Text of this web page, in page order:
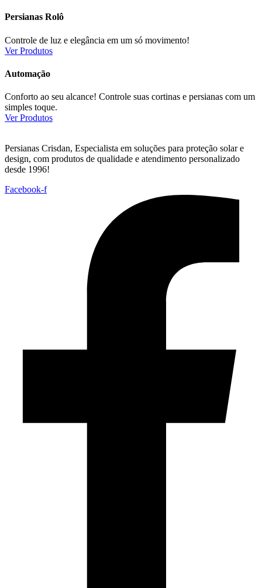
Persianas Rolô
Controle de luz e elegância em um só movimento!
Ver Produtos
Automação
Conforto ao seu alcance! Controle suas cortinas e persianas com um
simples toque.
Ver Produtos
Persianas Crisdan, Especialista em soluções para proteção solar e
design, com produtos de qualidade e atendimento personalizado
desde 1996!
Facebook-f